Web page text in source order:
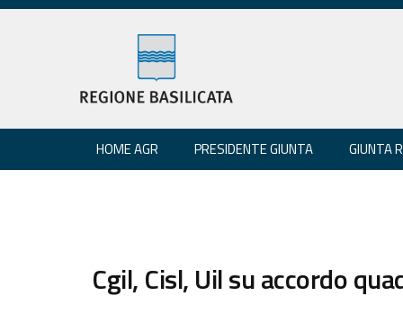
HOME AGR PRESIDENTE GIUNTA GIUNTA
Cgil, Cisl, Uil su accordo